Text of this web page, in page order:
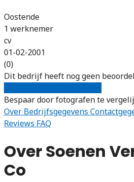
Oostende
1 werknemer
cv
01-02-2001
(0)
Dit bedrijf heeft nog geen
Bespaar door fotografen te
Over Bedrijfsgegevens
Reviews FAQ
Over Soenen
Co